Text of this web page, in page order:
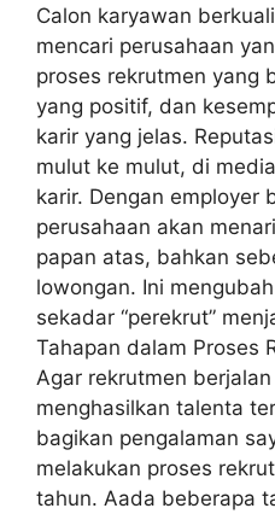
Calon karyawan
mencari perusahaan
proses rekrutmen yang
yang positif, dan
karir yang jelas.
mulut ke mulut, di
karir. Dengan employer
perusahaan akan
papan atas, bahkan
lowongan. Ini
sekadar “perekrut”
Tahapan dalam Proses
Agar rekrutmen
menghasilkan talenta
bagikan pengalaman
melakukan proses
tahun. Aada beberapa